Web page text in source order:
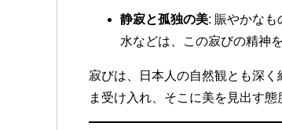
静寂と孤独の美: 賑やかな
水などは、この寂びの精神
寂びは、日本人の自然観とも深
ま受け入れ、そこに美を見出す態